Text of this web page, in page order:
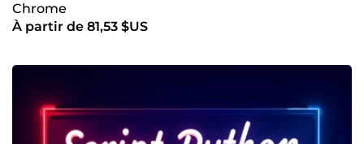
Chrome
À partir de 81,53 $US